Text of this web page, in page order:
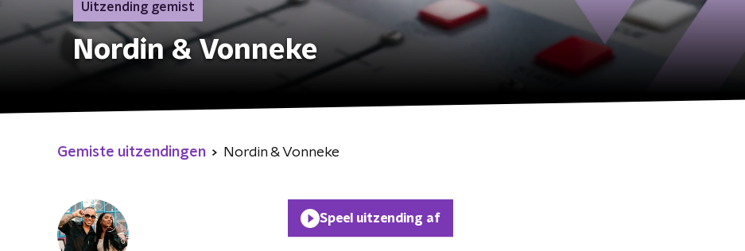
Uitzending gemist
Nordin & Vonneke
Gemiste uitzendingen Nordin & Vonneke
Speel uitzending af